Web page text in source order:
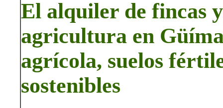
El alquiler de fincas
agricultura en
agrícola, suelos
sostenibles